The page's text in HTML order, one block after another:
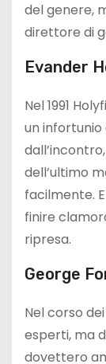
del genere,
direttore di
Evander
Nel 1991
un infortunio
dell’ultimo
facilmente.
finire
ripresa.
George
Nel corso
esperti, ma
dovettero